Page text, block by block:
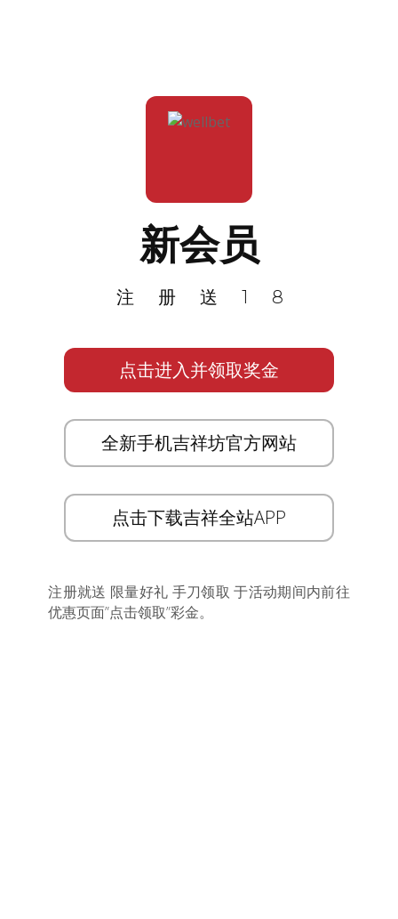
新会员
注册送18
点击进入并领取奖金
全新手机吉祥坊官方网站
点击下载吉祥全站APP
注册就送 限量好礼 手刀领取 于活动期间内前往
优惠页面”点击领取”彩金。